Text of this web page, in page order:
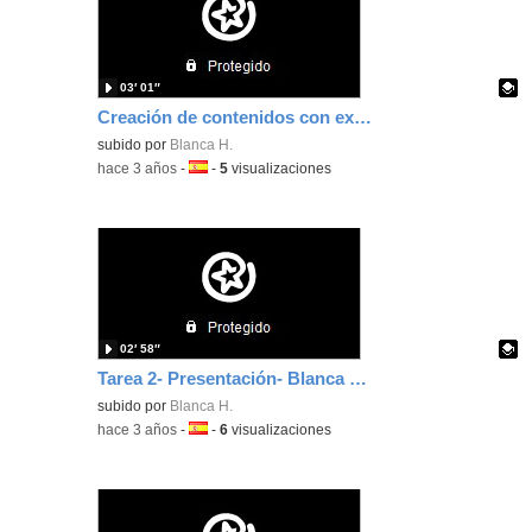
Creación de contenidos con exeLearning- Blanca Hernández Sandoval
Contenido educativo.
subido por Blanca H.
03′ 01″
-hace 3 años -Idioma:
-5 visualizaciones
Tarea 2- Presentación- Blanca Hernández Sandoval
Contenido educativo.
subido por Blanca H.
02′ 58″
-hace 3 años -Idioma:
-6 visualizaciones